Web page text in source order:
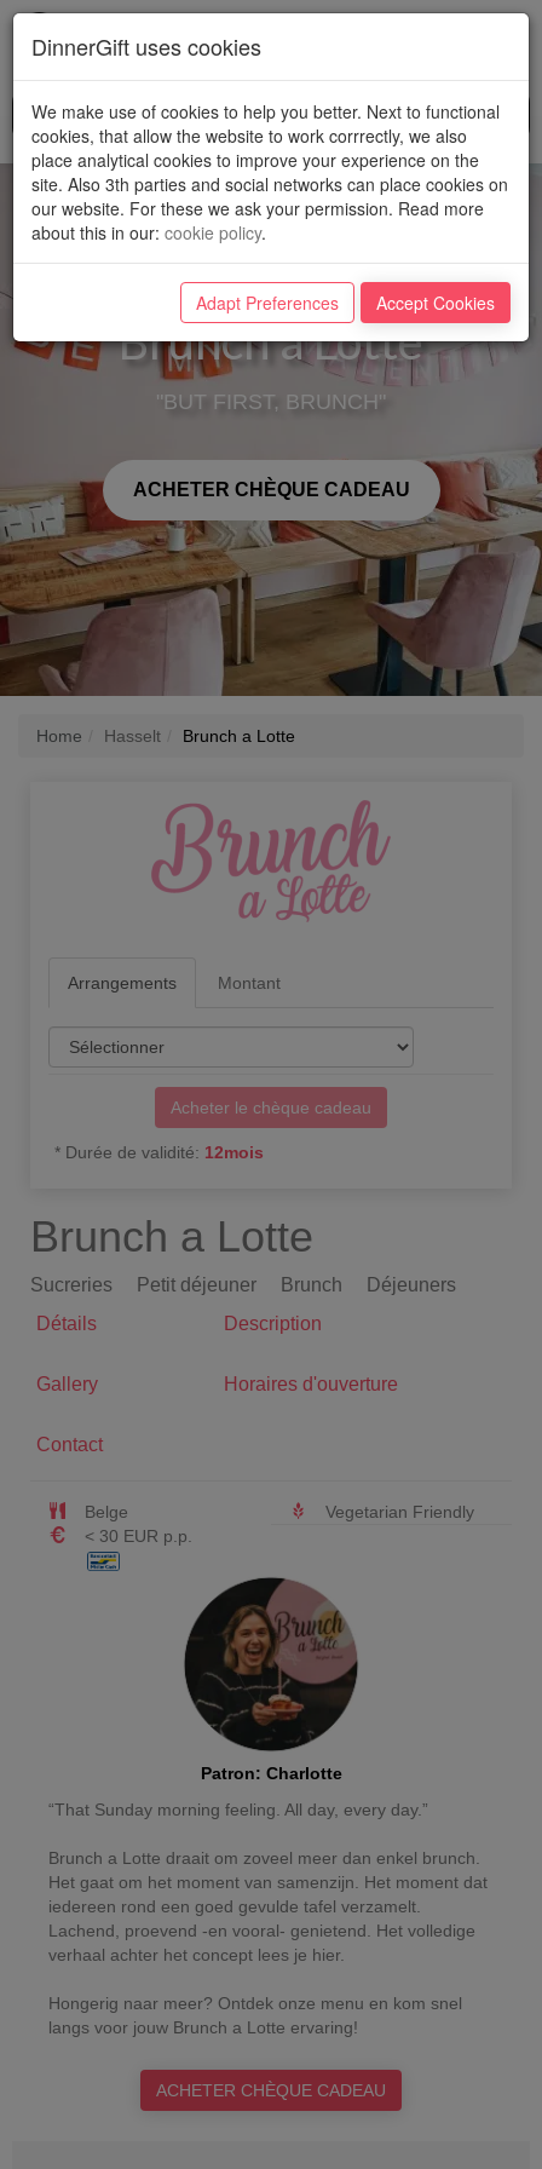
Brunch a Lotte
"BUT FIRST, BRUNCH"
ACHETER CHÈQUE CADEAU
Home Hasselt Brunch a Lotte
Arrangements Montant
Acheter le chèque cadeau
* Durée de validité: 12mois
Brunch a Lotte
Sucreries Petit déjeuner Brunch
Déjeuners
Détails
Description
Gallery Horaires d'ouverture
Contact
Belge
Vegetarian Friendly
< 30 EUR p.p.
Patron: Charlotte
“That Sunday morning feeling. All day, every day.”
Brunch a Lotte draait om zoveel meer dan enkel brunch.
Het gaat om het moment van samenzijn. Het moment dat
iedereen rond een goed gevulde tafel verzamelt.
Lachend, proevend -en vooral- genietend. Het volledige
verhaal achter het concept lees je hier.
Hongerig naar meer? Ontdek onze menu en kom snel
langs voor jouw Brunch a Lotte ervaring!
ACHETER CHÈQUE CADEAU
DinnerGift uses cookies
We make use of cookies to help you better. Next to functional
cookies, that allow the website to work corrrectly, we also
place analytical cookies to improve your experience on the
site. Also 3th parties and social networks can place cookies on
our website. For these we ask your permission. Read more
about this in our: cookie policy.
Adapt Preferences Accept Cookies